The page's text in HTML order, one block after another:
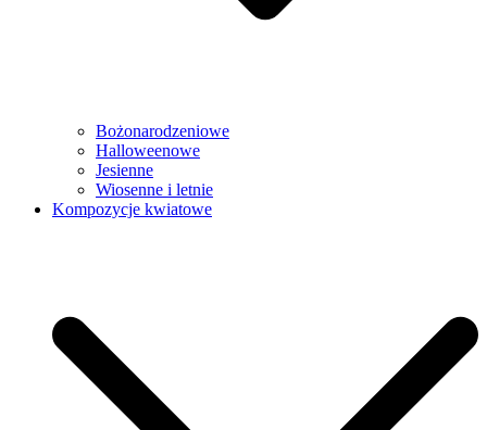
Bożonarodzeniowe
Halloweenowe
Jesienne
Wiosenne i letnie
Kompozycje kwiatowe